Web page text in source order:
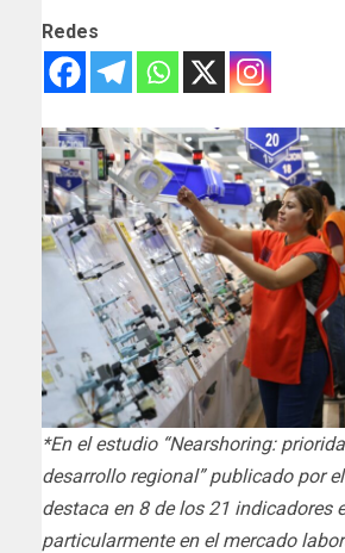
Redes
*En el estudio “Nearshoring:
desarrollo regional” publicado por
destaca en 8 de los 21 indicadores
particularmente en el mercado